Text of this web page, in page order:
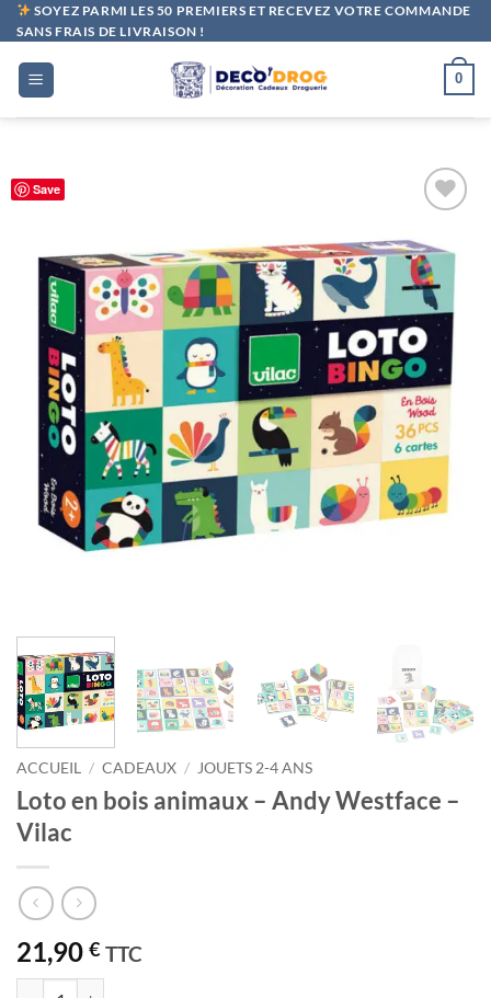
Passer
au
contenu
SOYEZ PARMI LES 50 PREMIERS ET RECEVEZ VOTRE COMMANDE
SANS FRAIS DE LIVRAISON !
0
Save
à la liste
de
souhaits
ACCUEIL / CADEAUX / JOUETS 2-4 ANS
Loto en bois animaux – Andy Westface –
Vilac
21,90 € TTC